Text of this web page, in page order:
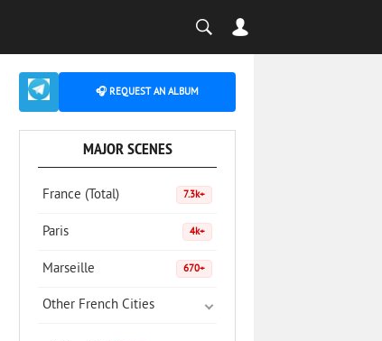
🎧 REQUEST AN ALBUM
MAJOR SCENES
France (Total) 7.3k+
Paris 4k+
Marseille 670+
Other French Cities